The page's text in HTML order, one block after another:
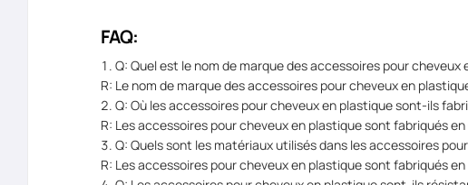
FAQ:
Q: Quel est le nom de marque des accessoires pour cheveux
R: Le nom de marque des accessoires pour cheveux en
Q: Où les accessoires pour cheveux en plastique sont-ils
R: Les accessoires pour cheveux en plastique sont fabriqués en
Q: Quels sont les matériaux utilisés dans les accessoires
R: Les accessoires pour cheveux en plastique sont fabriqués